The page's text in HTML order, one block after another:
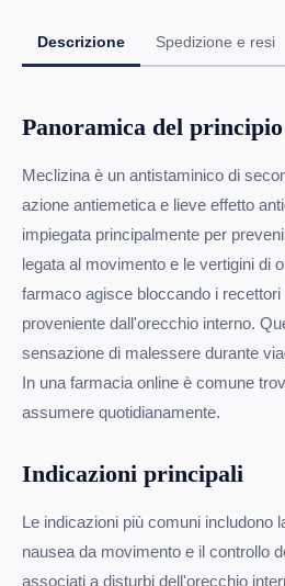
Descrizione Spedizione e resi
Panoramica del
Meclizina è un antistaminico di
azione antiemetica e lieve effetto
impiegata principalmente per
legata al movimento e le vertigini di
farmaco agisce bloccando i
proveniente dall'orecchio interno.
sensazione di malessere durante
In una farmacia online è comune
assumere quotidianamente.
Indicazioni principali
Le indicazioni più comuni includono
nausea da movimento e il controllo
associati a disturbi dell'orecchio